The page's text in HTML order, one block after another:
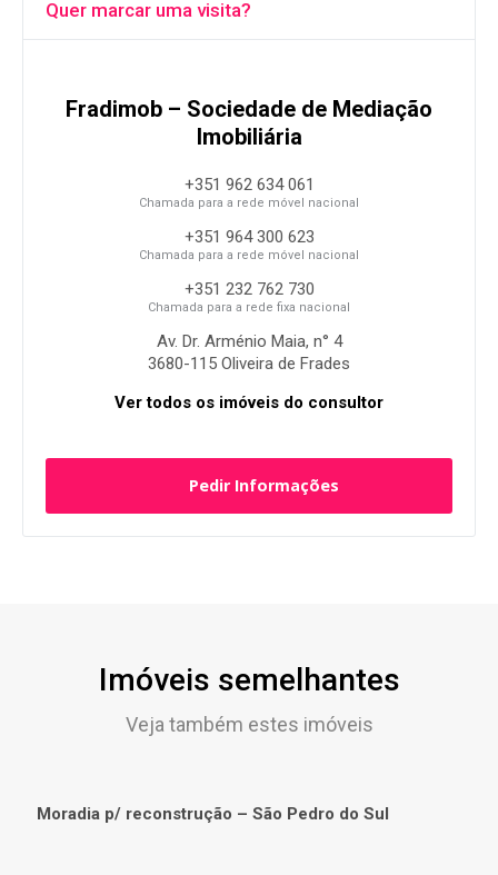
Quer marcar uma visita?
Fradimob – Sociedade de Mediação
Imobiliária
+351 962 634 061
Chamada para a rede móvel nacional
+351 964 300 623
Chamada para a rede móvel nacional
+351 232 762 730
Chamada para a rede fixa nacional
Av. Dr. Arménio Maia, n° 4
3680-115 Oliveira de Frades
Ver todos os imóveis do consultor
Pedir Informações
Imóveis semelhantes
Veja também estes imóveis
Moradia p/ reconstrução – São Pedro do Sul